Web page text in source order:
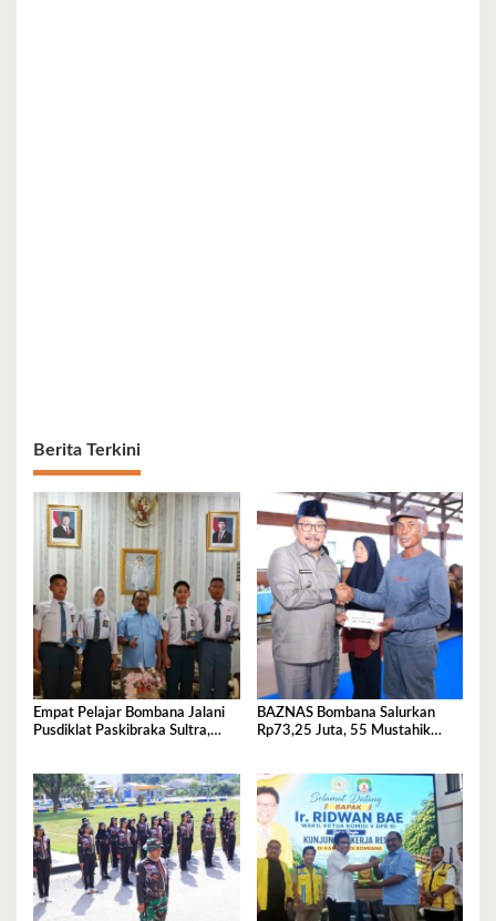
Berita Terkini
Empat Pelajar Bombana Jalani
Pusdiklat Paskibraka Sultra,
BAZNAS Bombana Salurkan
Rp73,25 Juta, 55 Mustahik